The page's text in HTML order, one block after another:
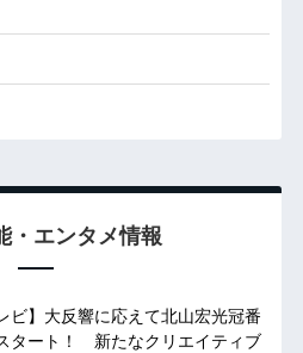
・エンタメ情報
ビ】大反響に応えて北山宏光冠番
タート！ 新たなクリエイティブ